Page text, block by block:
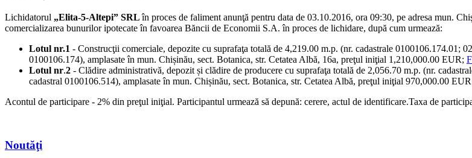
Lichidatorul „Elita-5-Altepi” SRLîn proces de faliment anunţă pentru data de 03.10.2016, ora 09:30, pe adresa mun.
comercializarea bunurilor ipotecate în favoarea Băncii de Economii S.A. în proces de lichidare, după cum urmează:
Lotul nr.1 - Construcţii comerciale, depozite cu suprafaţa totală de 4,219.00 m.p. (nr. cadastrale 0100106.174.01;
0100106.174), amplasate în mun. Chișinău, sect. Botanica, str. Cetatea Albă, 16a, preţul iniţial 1,210,000.00 EUR;
Lotul nr.2 - Clădire administrativă, depozit și clădire de producere cu suprafaţa totală de 2,056.70 m.p. (nr.
cadastral 0100106.514), amplasate în mun. Chișinău, sect. Botanica, str. Cetatea Albă, preţul iniţial 970,000.00
Acontul de participare - 2% din preţul iniţial. Participantul urmează să depună: cerere, actul de identificare.Taxa de
Noutăţi